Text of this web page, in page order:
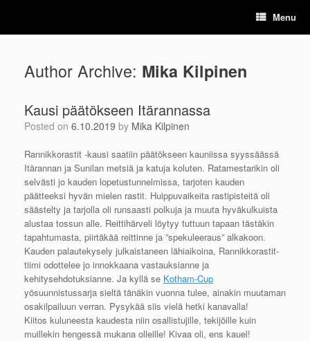
content
Menu
Author Archive: Mika Kilpinen
Kausi päätökseen Itärannassa
Posted on 6.10.2019 by Mika Kilpinen
Rannikkorastit -kausi saatiin päätökseen kauniissa syyssäässä
Itärannan ja Sunilan metsiä ja katuja koluten. Ratamestarikin oli
selvästi jo kauden lopetustunnelmissa, tarjoten kauden
päätteeksi hyvän mielen rastit. Huippuvaikeita rastipisteitä oli
säästelty ja tarjolla oli runsaasti polkuja ja muuta hyväkulkuista
alustaa tossun alle. Reittihärveli löytyy tuttuun tapaan tästäkin
tapahtumasta, piirtäkää reittinne ja ”spekuleeraus” alkakoon.
Kauden palautekysely julkaistaneen lähiaikoina, Rannikkorastit-
tiimi odottelee jo innokkaana vastauksianne ja
kehitysehdotuksianne. Ja kyllä se Kotham-Cup
yösuunnistussarja sieltä tänäkin vuonna tulee, ainakin muutaman
osakilpailuun verran. Pysykää siis vielä hetki kanavalla!
Kiitos kuluneesta kaudesta niin osallistujille, tekijöille kuin
muillekin hengessä mukana olleille! Kivaa oli, ens kauel!